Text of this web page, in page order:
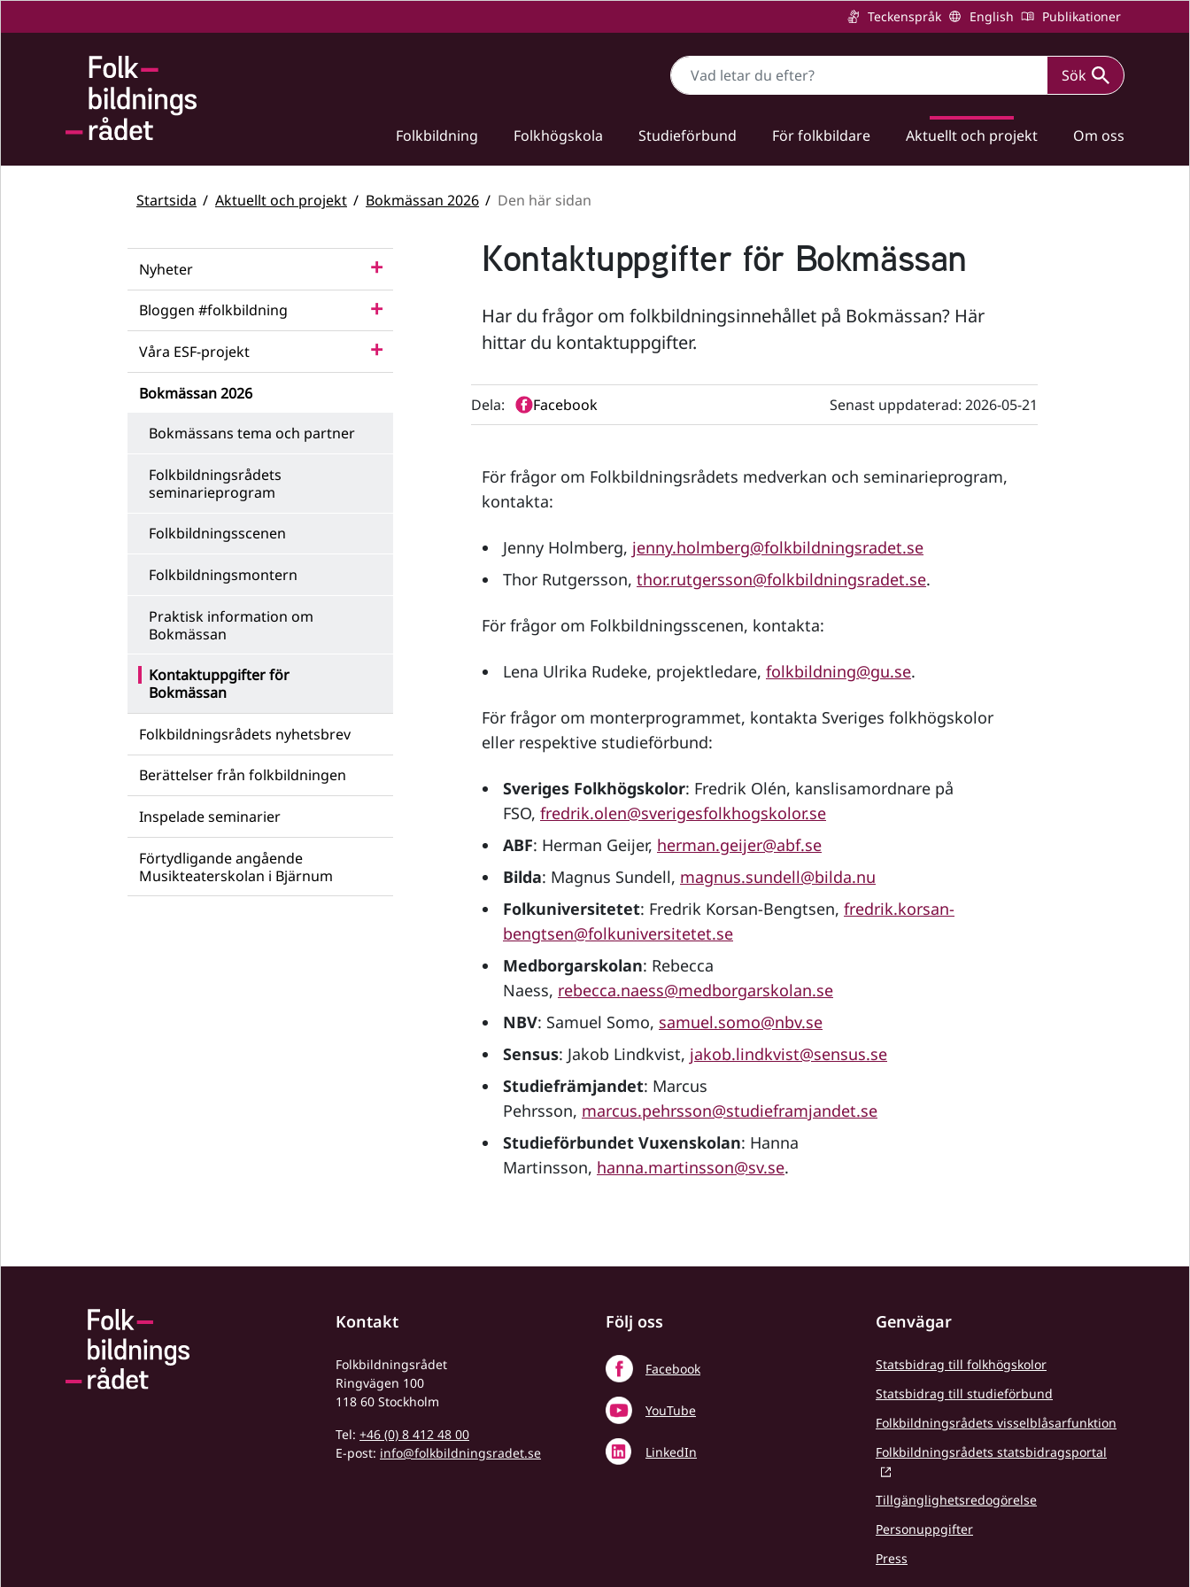
Teckenspråk English Publikationer
Sök Sök
Folkbildning Folkhögskola Studieförbund För folkbildare Aktuellt och projekt Om oss
Startsida Aktuellt och projekt Bokmässan 2026 Den här sidan
Nyheter
Bloggen #folkbildning
Våra ESF-projekt
Bokmässan 2026
Bokmässans tema och partner
Folkbildningsrådets
seminarieprogram
Folkbildningsscenen
Folkbildningsmontern
Praktisk information om
Bokmässan
Kontaktuppgifter för
Bokmässan
Folkbildningsrådets nyhetsbrev
Berättelser från folkbildningen
Inspelade seminarier
Förtydligande angående
Musikteaterskolan i Bjärnum
Kontaktuppgifter för Bokmässan
Har du frågor om folkbildningsinnehållet på Bokmässan? Här
hittar du kontaktuppgifter.
Dela: Facebook Senast uppdaterad: 2026-05-21
För frågor om Folkbildningsrådets medverkan och seminarieprogram,
kontakta:
Jenny Holmberg, jenny.holmberg@folkbildningsradet.se
Thor Rutgersson, thor.rutgersson@folkbildningsradet.se.
För frågor om Folkbildningsscenen, kontakta:
Lena Ulrika Rudeke, projektledare, folkbildning@gu.se.
För frågor om monterprogrammet, kontakta Sveriges folkhögskolor
eller respektive studieförbund:
Sveriges Folkhögskolor: Fredrik Olén, kanslisamordnare på
FSO, fredrik.olen@sverigesfolkhogskolor.se
ABF: Herman Geijer, herman.geijer@abf.se
Bilda: Magnus Sundell, magnus.sundell@bilda.nu
Folkuniversitetet: Fredrik Korsan-Bengtsen, fredrik.korsan-
bengtsen@folkuniversitetet.se
Medborgarskolan: Rebecca
Naess, rebecca.naess@medborgarskolan.se
NBV: Samuel Somo, samuel.somo@nbv.se
Sensus: Jakob Lindkvist, jakob.lindkvist@sensus.se
Studiefrämjandet: Marcus
Pehrsson, marcus.pehrsson@studieframjandet.se
Studieförbundet Vuxenskolan: Hanna
Martinsson, hanna.martinsson@sv.se.
Kontakt
Folkbildningsrådet
Ringvägen 100
118 60 Stockholm
Tel: +46 (0) 8 412 48 00
E-post: info@folkbildningsradet.se
Följ oss
Facebook
YouTube
LinkedIn
Genvägar
Statsbidrag till folkhögskolor
Statsbidrag till studieförbund
Folkbildningsrådets visselblåsarfunktion
Folkbildningsrådets statsbidragsportal
Tillgänglighetsredogörelse
Personuppgifter
Press